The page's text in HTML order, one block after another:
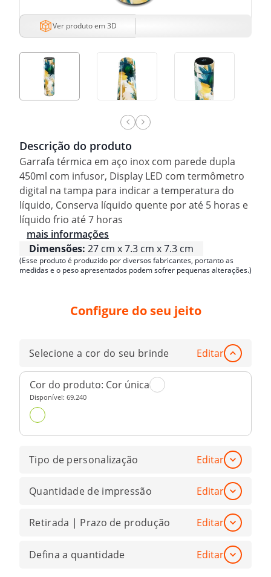
Ver produto em 3D
Descrição do produto
Garrafa térmica em aço inox com parede dupla
450ml com infusor, Display LED com termômetro
digital na tampa para indicar a temperatura do
líquido, Conserva líquido quente por até 5 horas e
líquido frio até 7 horas
mais informações
Dimensões: 27 cm x 7.3 cm x 7.3 cm
(Esse produto é produzido por diversos fabricantes, portanto as
medidas e o peso apresentados podem sofrer pequenas alterações.)
Configure do seu jeito
Selecione a cor do seu brinde Editar
Cor do produto: Cor única
Disponível: 69.240
Tipo de personalização Editar
Quantidade de impressão Editar
Retirada | Prazo de produção Editar
Defina a quantidade Editar